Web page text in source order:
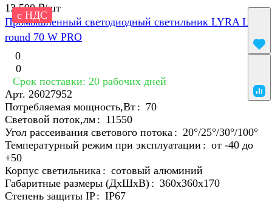
с НДС
13 590 ₽/шт
Промышленный светодиодный светильник LYRA LED
round 70 W PRO
0
0
Срок поставки: 20 рабочих дней
Арт. 26027952
Потребляемая мощность,Вт : 70
Световой поток,лм : 11550
Угол рассеивания светового потока : 20°/25°/30°/100°
Температурный режим при эксплуатации : от -40 до
+50
Корпус светильника : сотовый алюминий
Габаритные размеры (ДхШхВ) : 360x360х170
Степень защиты IP : IP67